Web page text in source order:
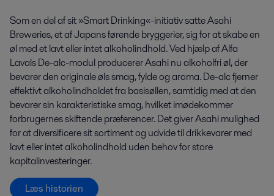
Som en del af sit »Smart Drinking«-initiativ satte Asahi
Breweries, et af Japans førende bryggerier, sig for at skabe en
øl med et lavt eller intet alkoholindhold. Ved hjælp af Alfa
Lavals De-alc-modul producerer Asahi nu alkoholfri øl, der
bevarer den originale øls smag, fylde og aroma. De-alc fjerner
effektivt alkoholindholdet fra basisøllen, samtidig med at den
bevarer sin karakteristiske smag, hvilket imødekommer
forbrugernes skiftende præferencer. Det giver Asahi mulighed
for at diversificere sit sortiment og udvide til drikkevarer med
lavt eller intet alkoholindhold uden behov for store
kapitalinvesteringer.
Læs historien